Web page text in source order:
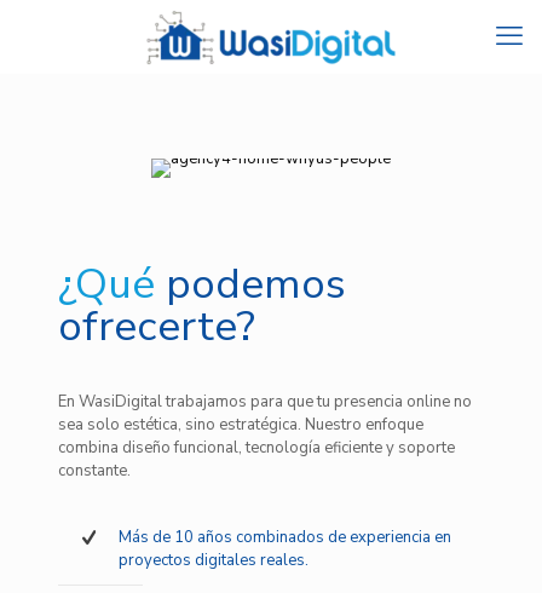
¿Qué podemos
ofrecerte?
En WasiDigital trabajamos para que tu presencia online no
sea solo estética, sino estratégica. Nuestro enfoque
combina diseño funcional, tecnología eficiente y soporte
constante.
Más de 10 años combinados de experiencia en
proyectos digitales reales.